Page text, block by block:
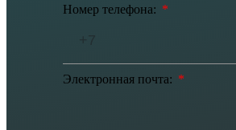
Номер телефона:
Электронная почта: